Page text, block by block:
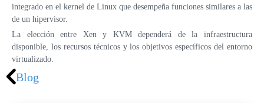
integrado en el kernel de Linux que desempeña funciones similares a las
de un hipervisor.
La elección entre Xen y KVM dependerá de la infraestructura
disponible, los recursos técnicos y los objetivos específicos del entorno
virtualizado.
Blog